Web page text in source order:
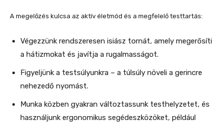
A megelőzés kulcsa az aktív életmód és a megfelelő testtartás:
Végezzünk rendszeresen isiász tornát, amely megerősíti
a hátizmokat és javítja a rugalmasságot.
Figyeljünk a testsúlyunkra – a túlsúly növeli a gerincre
nehezedő nyomást.
Munka közben gyakran változtassunk testhelyzetet, és
használjunk ergonomikus segédeszközöket, például